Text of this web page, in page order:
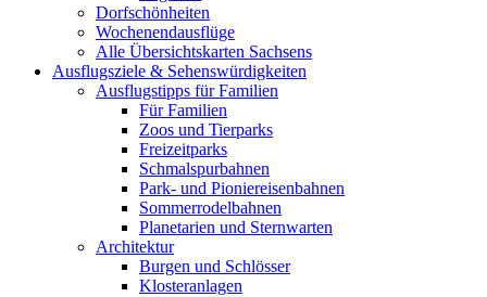
Dorfschönheiten
Wochenendausflüge
Alle Übersichtskarten Sachsens
Ausflugsziele & Sehenswürdigkeiten
Ausflugstipps für Familien
Für Familien
Zoos und Tierparks
Freizeitparks
Schmalspurbahnen
Park- und Pioniereisenbahnen
Sommerrodelbahnen
Planetarien und Sternwarten
Architektur
Burgen und Schlösser
Klosteranlagen